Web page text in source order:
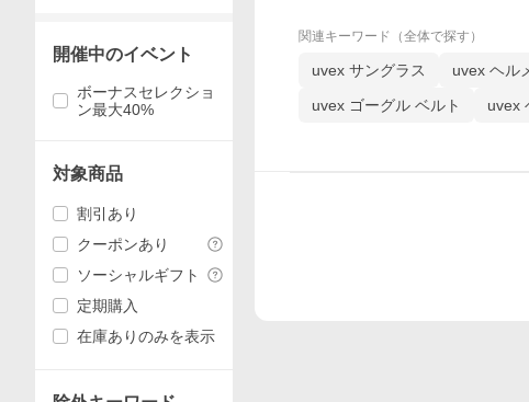
関連キーワード（全体で探す）
uvex サングラス uvex ヘル
uvex ゴーグル ベルト
uvex
開催中のイベント
ボーナスセレクショ
ン最大40%
対象商品
割引あり
クーポンあり
ソーシャルギフト
定期購入
在庫ありのみを表示